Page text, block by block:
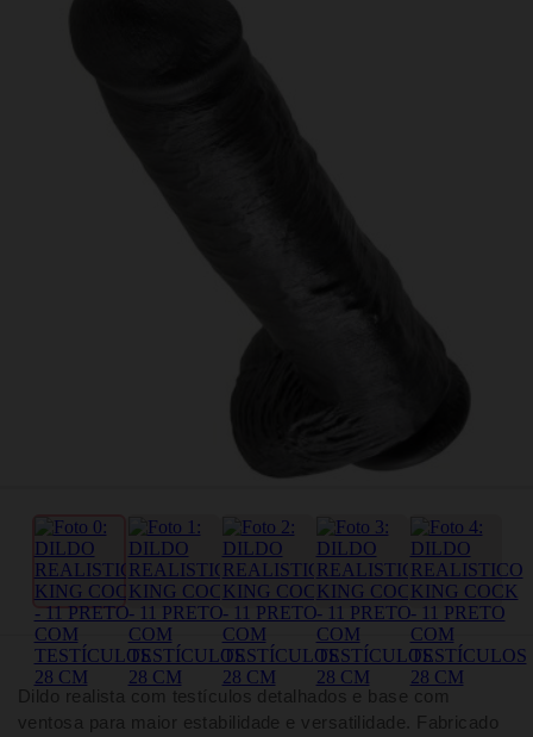
Dildo realista com testículos detalhados e base com
ventosa para maior estabilidade e versatilidade. Fabricado